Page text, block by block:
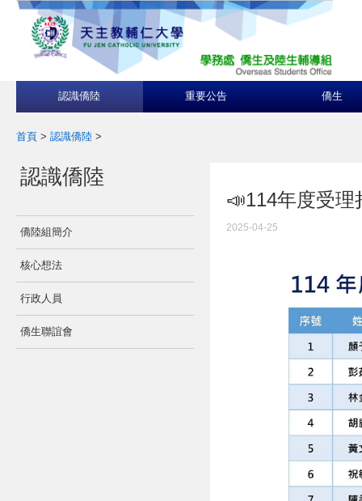
認識僑陸 重要公告 僑生
首頁 > 認識僑陸 >
認識僑陸
僑陸組簡介
核心想法
行政人員
僑生聯誼會
📣114年度受
2025-04-25